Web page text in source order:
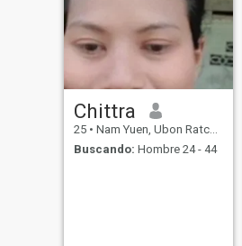
Chittra
25 • Nam Yuen, Ubon Ratchathani, Tailandia
Buscando: Hombre 24 - 44